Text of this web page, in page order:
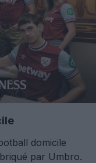
domicile
par Umbro.